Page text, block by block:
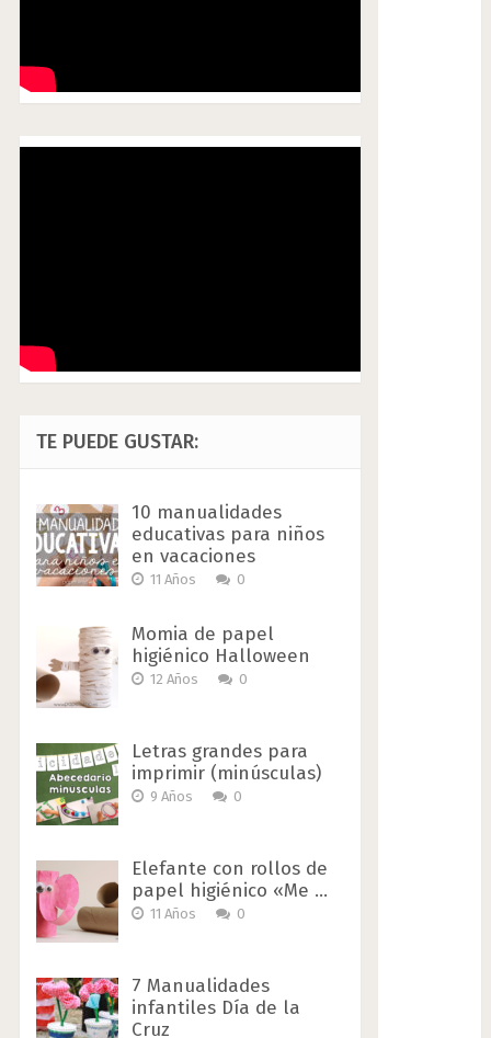
TE PUEDE GUSTAR:
10 manualidades
educativas para niños
en vacaciones
11 Años 0
Momia de papel
higiénico Halloween
12 Años 0
Letras grandes para
imprimir (minúsculas)
9 Años 0
Elefante con rollos de
papel higiénico «Me …
11 Años 0
7 Manualidades
infantiles Día de la
Cruz